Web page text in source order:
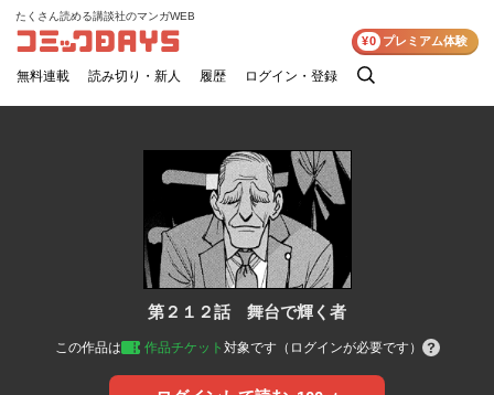
コミックDAYS
たくさん読める講談社のマンガWEB
無料連載 読み切り・新人 履歴 ログイン・登録
検
¥0 プレミアム体験
第２１２話 舞台で輝く者
この作品は 作品チケット 対象です（ログインが必要です）